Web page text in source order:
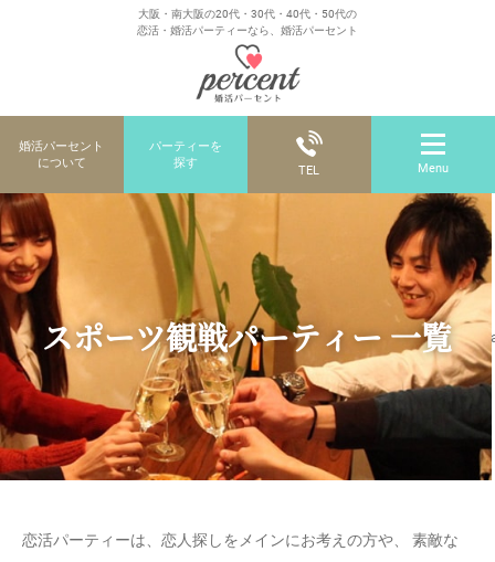
大阪・南大阪の20代・30代・40代・50代の
恋活・婚活パーティーなら、婚活パーセント
婚活パーセント
について
パーティーを
探す
TEL Menu
スポーツ観戦パーティー 一覧
恋活パーティーは、恋人探しをメインにお考えの方や、 素敵な